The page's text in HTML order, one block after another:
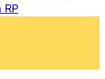
RP